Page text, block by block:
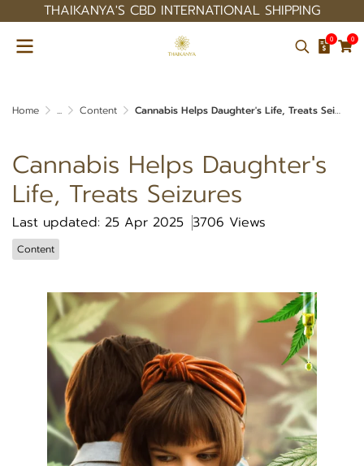
THAIKANYA'S CBD INTERNATIONAL SHIPPING
0 0
Home ... Content Cannabis Helps Daughter's Life, Treats Seizures
Cannabis Helps Daughter's
Life, Treats Seizures
Last updated: 25 Apr 2025 3706 Views
Content